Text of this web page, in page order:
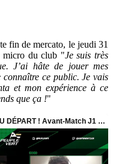
fin de mercato, le jeudi 31
micro du club "Je suis très
J’ai hâte de jouer mes
connaître ce public. Je vais
et mon expérience à ce
que ça !"